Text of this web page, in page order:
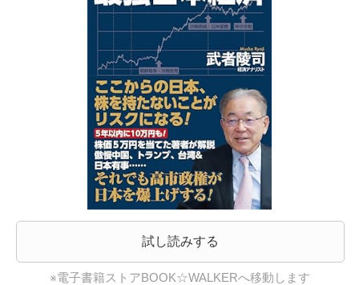
試し読みする
※電子書籍ストアBOOK☆WALKERへ移動します